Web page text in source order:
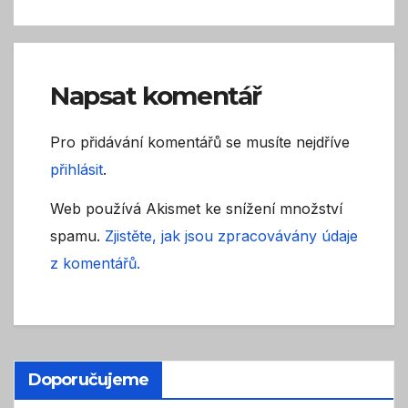
Napsat komentář
Pro přidávání komentářů se musíte nejdříve
přihlásit.
Web používá Akismet ke snížení množství
spamu. Zjistěte, jak jsou zpracovávány údaje
z komentářů.
Doporučujeme